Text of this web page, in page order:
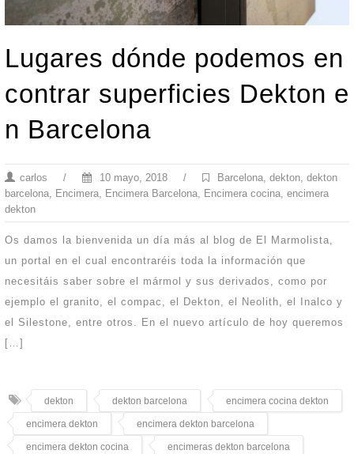
Lugares dónde podemos en
contrar superficies Dekton e
n Barcelona
carlos / 10 mayo, 2018 / Barcelona dekton dekton
barcelona Encimera Encimera Barcelona Encimera cocina encimera
dekton
Os damos la bienvenida un día más al blog de El Marmolista,
un portal en el cual encontraréis toda la información que
necesitáis saber sobre el mármol y sus derivados, como por
ejemplo el granito, el compac, el Dekton, el Neolith, el Inalco y
el Silestone, entre otros. En el nuevo artículo de hoy queremos
[…]
dekton dekton barcelona encimera cocina dekton
encimera dekton encimera dekton barcelona
encimera dekton cocina encimeras dekton barcelona